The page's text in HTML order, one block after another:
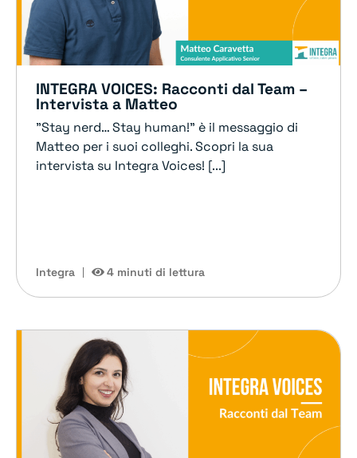
INTEGRA VOICES: Racconti dal Team –
Intervista a Matteo
"Stay nerd… Stay human!" è il messaggio di
Matteo per i suoi colleghi. Scopri la sua
intervista su Integra Voices! [...]
Integra 4 minuti di lettura